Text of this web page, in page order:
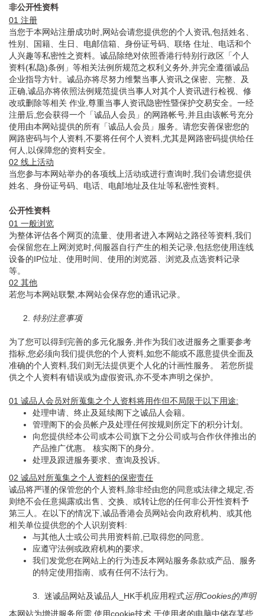
非公开性资料
01 注册
当您于本网站注册成功时,网站会请您提供您的个人资讯,包括姓名、
性别、国籍、生日、电邮信箱、身份证号码、联络 住址、电话和个
人兴趣等私密性之资料。诚品除绝对依照香港行特别行政区「个人
资料(私隐)条例」等相关法例所规范之权利义务外,并完全遵循诚品
企业指导方针。诚品亦将尽努力维繫当事人资讯之保密、完整、及
正确,诚品亦将依照法例规范提供当事人对其个人资讯进行检视、修
改或删除等相关 作业,尊重当事人资讯隐密性暨保护交易安全。一经
注册后,您会获得一个「诚品人会员」的网路帐号,并且由该帐号充分
使用由本网站提供的所有「诚品人会员」服务。请您安善保密您的
网路密码与个人资料,不要将任何个人资料,尤其是网路密码提供给任
何人,以保障您的资料安全。
02 线上活动
当您参与本网站举办的各项线上活动或进行查询时,我们会请您提供
姓名、身份证号码、电话、电邮地址及住址等私密性资料。
公开性资料
01 一般浏览
为整体评估各个网页的流量、使用者进入本网站之路径等资料,我们
会保留您在上网浏览时,伺服器自行产生的相关记录,包括您使用连线
设备的IP位址、使用时间、使用的浏览器、浏览及点选资料记录
等。
02 其他
若您与本网站联繫,本网站会保存您的通讯记录。
2. 特别注意事项
为了您可以得到完善的多元化服务,并作为我们改进服务之重要参考
指标,您必须向我们提供您的个人资料,如您不能或不愿意提供全面及
准确的个人资料,我们则无法提供更个人化的计画性服务。 若您所提
供之个人资料有错误或为虚假资讯,亦不受本声明之保护。
01 诚品人会员对所蒐集之个人资料将用作但不局限于以下用途:
处理申请、终止及延续阁下之诚品人会籍。
管理阁下的会员帐户及处理任何按规则所定下的积分计划。
向您提供经本公司或本公司旗下之分公司或与合作伙伴推出的
产品推广优惠。 核实阁下的身分。
处理及跟进服务要求、查询及投诉。
02 诚品对所蒐集之个人资料的保密责任
诚品将严谨的保管您的个人资料,除非经由您的同意或法律之规定,否
则绝不会任意揭露或出售、交换、或转让您的任何非公开性资料予
第三人。在以下的情况下,诚品香港会员网站会向政府机构、或其他
相关单位提供您的个人识别资料:
与其他人士或公司共用资料前,已取得您的同意。
应遵守法例或政府机构的要求。
我们发觉您在网站上的行为违反本网站服务条款或产品、服务
的特定使用指南、或有任何不法行为。
3. 迷诚品网站及诚品人_HK手机应用程式运用Cookies的声明
本网站为增进服务所需,使用cookie技术,于使用者的电脑中储存某些